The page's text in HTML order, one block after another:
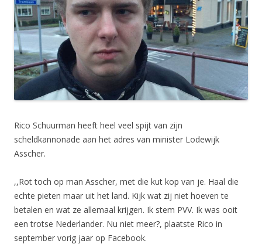
Rico Schuurman heeft heel veel spijt van zijn
scheldkannonade aan het adres van minister Lodewijk
Asscher.
,,Rot toch op man Asscher, met die kut kop van je. Haal die
echte pieten maar uit het land. Kijk wat zij niet hoeven te
betalen en wat ze allemaal krijgen. Ik stem PVV. Ik was ooit
een trotse Nederlander. Nu niet meer?, plaatste Rico in
september vorig jaar op Facebook.